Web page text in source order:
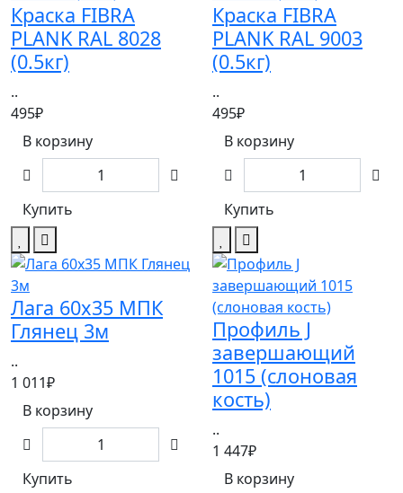
Краска FIBRA
PLANK RAL 8028
(0.5кг)
..
495₽
В корзину
Купить
Краска FIBRA
PLANK RAL 9003
(0.5кг)
..
495₽
В корзину
Купить
Лага 60х35 МПК
Глянец 3м
..
1 011₽
В корзину
Купить
Профиль J
завершающий
1015 (слоновая
кость)
..
1 447₽
В корзину